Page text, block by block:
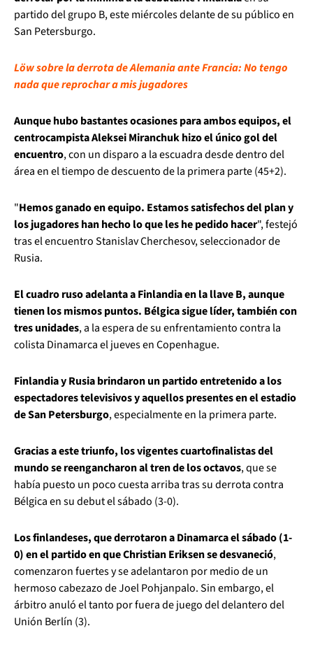
partido del grupo B, este miércoles delante de su público en
San Petersburgo.
Löw sobre la derrota de Alemania ante Francia: No tengo
nada que reprochar a mis jugadores
Aunque hubo bastantes ocasiones para ambos equipos, el
centrocampista Aleksei Miranchuk hizo el único gol del
encuentro, con un disparo a la escuadra desde dentro del
área en el tiempo de descuento de la primera parte (45+2).
"Hemos ganado en equipo. Estamos satisfechos del plan y
los jugadores han hecho lo que les he pedido hacer", festejó
tras el encuentro Stanislav Cherchesov, seleccionador de
Rusia.
El cuadro ruso adelanta a Finlandia en la llave B, aunque
tienen los mismos puntos. Bélgica sigue líder, también con
tres unidades, a la espera de su enfrentamiento contra la
colista Dinamarca el jueves en Copenhague.
Finlandia y Rusia brindaron un partido entretenido a los
espectadores televisivos y aquellos presentes en el estadio
de San Petersburgo, especialmente en la primera parte.
Gracias a este triunfo, los vigentes cuartofinalistas del
mundo se reengancharon al tren de los octavos, que se
había puesto un poco cuesta arriba tras su derrota contra
Bélgica en su debut el sábado (3-0).
Los finlandeses, que derrotaron a Dinamarca el sábado (1-
0) en el partido en que Christian Eriksen se desvaneció,
comenzaron fuertes y se adelantaron por medio de un
hermoso cabezazo de Joel Pohjanpalo. Sin embargo, el
árbitro anuló el tanto por fuera de juego del delantero del
Unión Berlín (3).